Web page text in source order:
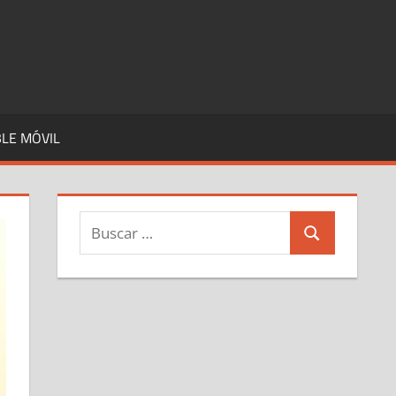
MÓVIL
Buscar:
Buscar